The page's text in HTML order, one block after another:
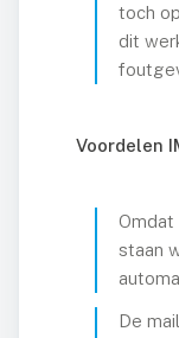
toch
dit
Voordelen
staan
De
Partner worden
Groene hosting